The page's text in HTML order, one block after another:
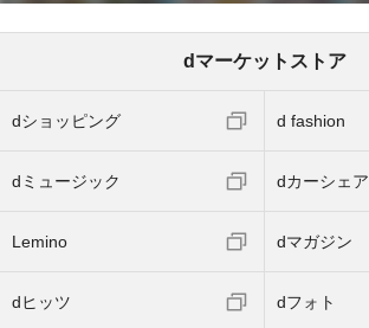
dマーケットストア
dショッピング d fashion
dミュージック dカーシェア
Lemino dマガジン
dヒッツ dフォト